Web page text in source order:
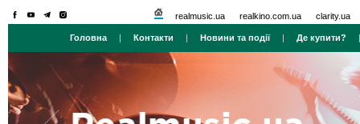
realmusic.ua realkino.com.ua clarity.ua
Головна | Контакти | Новини та події| Де купити?